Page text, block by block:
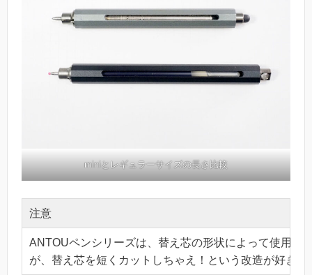
miniとレギュラーサイズの長さ比較
注意
ANTOUペンシリーズは、替え芯の形状によって使用で
が、替え芯を短くカットしちゃえ！という改造が好き